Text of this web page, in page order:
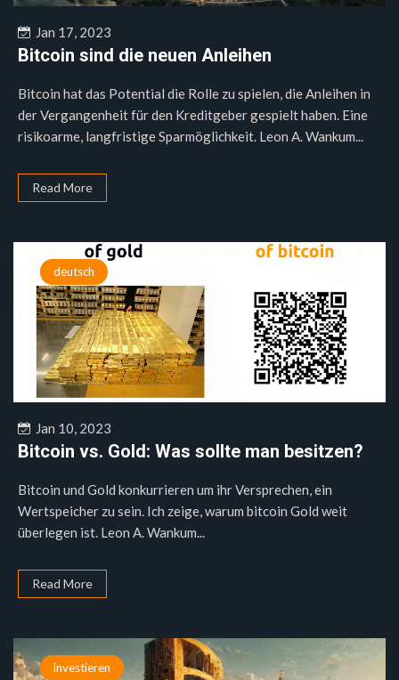
Jan 17, 2023
Bitcoin sind die neuen Anleihen
Bitcoin hat das Potential die Rolle zu spielen, die Anleihen in
der Vergangenheit für den Kreditgeber gespielt haben. Eine
risikoarme, langfristige Sparmöglichkeit. Leon A. Wankum...
Read More
deutsch
Jan 10, 2023
Bitcoin vs. Gold: Was sollte man besitzen?
Bitcoin und Gold konkurrieren um ihr Versprechen, ein
Wertspeicher zu sein. Ich zeige, warum bitcoin Gold weit
überlegen ist. Leon A. Wankum...
Read More
investieren